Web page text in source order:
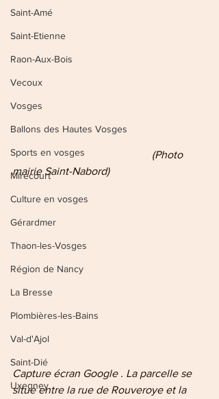
Saint-Amé
Saint-Etienne
Raon-Aux-Bois
Vecoux
Vosges
Ballons des Hautes Vosges
Sports en vosges
Mirecourt
Culture en vosges
Gérardmer
Thaon-les-Vosges
Région de Nancy
La Bresse
Plombières-les-Bains
Val-d'Ajol
Saint-Dié
Uxegney
            (Photo
mairie Saint-Nabord)
Capture écran Google . La parcelle se
situe entre la rue de Rouveroye et la